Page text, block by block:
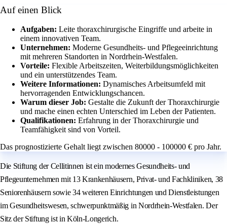
Auf einen Blick
Aufgaben: Leite thoraxchirurgische Eingriffe und arbeite in
einem innovativen Team.
Unternehmen: Moderne Gesundheits- und Pflegeeinrichtung
mit mehreren Standorten in Nordrhein-Westfalen.
Vorteile: Flexible Arbeitszeiten, Weiterbildungsmöglichkeiten
und ein unterstützendes Team.
Weitere Informationen: Dynamisches Arbeitsumfeld mit
hervorragenden Entwicklungschancen.
Warum dieser Job: Gestalte die Zukunft der Thoraxchirurgie
und mache einen echten Unterschied im Leben der Patienten.
Qualifikationen: Erfahrung in der Thoraxchirurgie und
Teamfähigkeit sind von Vorteil.
Das prognostizierte Gehalt liegt zwischen 80000 - 100000 € pro Jahr.
Die Stiftung der Cellitinnen ist ein modernes Gesundheits- und
Pflegeunternehmen mit 13 Krankenhäusern, Privat- und Fachkliniken, 38
Seniorenhäusern sowie 34 weiteren Einrichtungen und Dienstleistungen
im Gesundheitswesen, schwerpunktmäßig in Nordrhein-Westfalen. Der
Sitz der Stiftung ist in Köln-Longerich.